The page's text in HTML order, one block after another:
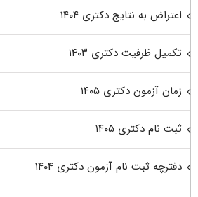
اعتراض به نتایج دکتری ۱۴۰۴
تکمیل ظرفیت دکتری ۱۴۰۳
زمان آزمون دکتری ۱۴۰۵
ثبت نام دکتری ۱۴۰۵
دفترچه ثبت نام آزمون دکتری ۱۴۰۴